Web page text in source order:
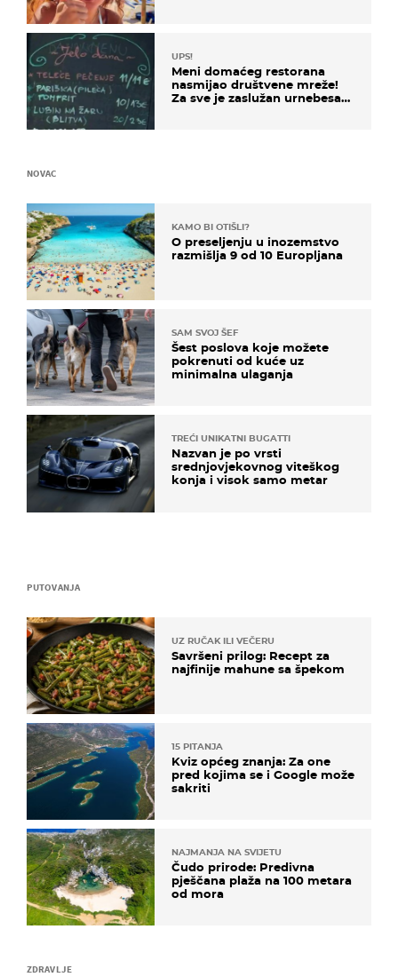
ZDRAVLJE
UPS!
Meni domaćeg restorana
nasmijao društvene mreže!
Za sve je zaslužan urnebesan
PUTOVANJA
UZ RUČAK ILI VEČERU
Savršeni prilog: Recept za
najfinije mahune sa špekom
15 PITANJA
Kviz općeg znanja: Za one
pred kojima se i Google može
sakriti
NAJMANJA NA SVIJETU
Čudo prirode: Predivna
pješčana plaža na 100 metara
od mora
NOVAC
KAMO BI OTIŠLI?
O preseljenju u inozemstvo
razmišlja 9 od 10 Europljana
SAM SVOJ ŠEF
Šest poslova koje možete
pokrenuti od kuće uz
minimalna ulaganja
TREĆI UNIKATNI BUGATTI
Nazvan je po vrsti
srednjovjekovnog viteškog
konja i visok samo metar